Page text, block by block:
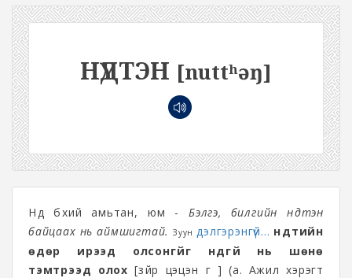
НҮДТЭН [nuttʰəŋ]
Нүд бүхий амьтан, юм - Бэлгэ, билгийн нүдтэн
байцаах нь аймшигтай. Зуундэлгэрэнгүй... нүдтийн
өдөр ирээд олсонгүйг нүдгүй нь шөнө
тэмтрээд олох [зүйр цэцэн үг ] (а. Ажил хэрэгт